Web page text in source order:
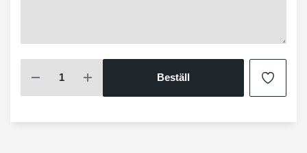
Beställ